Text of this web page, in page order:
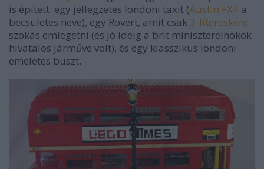
is épített: egy jellegzetes londoni taxit (Austin FX4 a
becsületes neve), egy Rovert, amit csak 3-literesként
szokás emlegetni (és jó ideig a brit miniszterelnökök
hivatalos járműve volt), és egy klasszikus londoni
emeletes buszt.